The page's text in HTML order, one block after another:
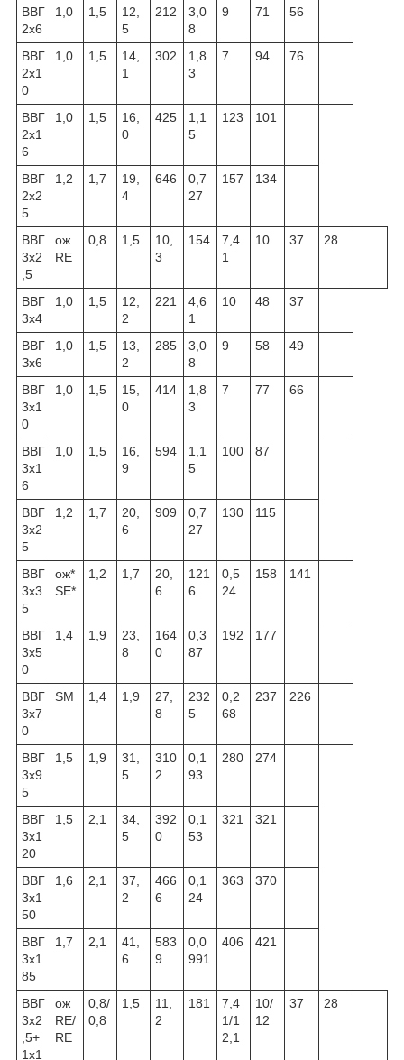
ВВГ
2x6
1,0 1,5
12,
5
212
3,0
8
9 71 56
ВВГ
2x1
0
1,0 1,5
14,
1
302
1,8
3
7 94 76
ВВГ
2x1
6
1,0 1,5
16,
0
425
1,1
5
123 101
ВВГ
2x2
5
1,2 1,7
19,
4
646
0,7
27
157 134
ВВГ
3x2
,5
ож
RE
0,8 1,5
10,
3
154
7,4
1
10 37 28
ВВГ
3x4
1,0 1,5
12,
2
221
4,6
1
10 48 37
ВВГ
Зх6
1,0 1,5
13,
2
285
3,0
8
9 58 49
ВВГ
3x1
0
1,0 1,5
15,
0
414
1,8
3
7 77 66
ВВГ
3x1
6
1,0 1,5
16,
9
594
1,1
5
100 87
ВВГ
3x2
5
1,2 1,7
20,
6
909
0,7
27
130 115
ВВГ
3x3
5
ож*
SE*
1,2 1,7
20,
6
121
6
0,5
24
158 141
ВВГ
3x5
0
1,4 1,9
23,
8
164
0
0,3
87
192 177
ВВГ
3x7
0
SM 1,4 1,9
27,
8
232
5
0,2
68
237 226
ВВГ
3x9
5
1,5 1,9
31,
5
310
2
0,1
93
280 274
ВВГ
3x1
20
1,5 2,1
34,
5
392
0
0,1
53
321 321
ВВГ
3x1
50
1,6 2,1
37,
2
466
6
0,1
24
363 370
ВВГ
3x1
85
1,7 2,1
41,
6
583
9
0,0
991
406 421
ВВГ
3x2
,5+
1x1
ож
RE/
RE
0,8/
0,8
1,5
11,
2
181
7,4
1/1
2,1
10/
12
37 28